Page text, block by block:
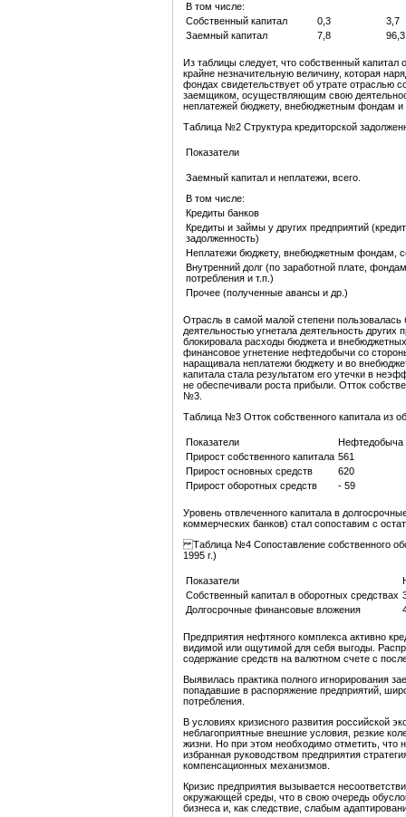
В том числе:
Собственный капитал 0,3
3,7
Заемный капитал
7,8 96,3
Из таблицы следует, что собственный
крайне незначительную величину, которая
фондах свидетельствует об утрате отраслью
заемщиком, осуществляющим свою
неплатежей бюджету, внебюджетным фондам
Таблица №2 Структура кредиторской
Показатели
Заемный капитал и неплатежи, всего.
В том числе:
Кредиты банков
Кредиты и займы у других предприятий
задолженность)
Неплатежи бюджету, внебюджетным фондам,
Внутренний долг (по заработной плате, фондам
потребления и т.п.)
Прочее (полученные авансы и др.)
Отрасль в самой малой степени
деятельностью угнетала деятельность
блокировала расходы бюджета и
финансовое угнетение нефтедобычи со
наращивала неплатежи бюджету и во
капитала стала результатом его утечки в
не обеспечивали роста прибыли. Отток
№3.
Таблица №3 Отток собственного капитала из
Показатели
Нефтедобыча
Прирост собственного капитала 561
Прирост основных средств
620
Прирост оборотных средств
- 59
Уровень отвлеченного капитала в
коммерческих банков) стал сопоставим с
Таблица №4 Сопоставление собственного
1995 г.)
Показатели
Собственный капитал в оборотных средствах
Долгосрочные финансовые вложения
Предприятия нефтяного комплекса активно
видимой или ощутимой для себя выгоды.
содержание средств на валютном счете с
Выявилась практика полного игнорирования
попадавшие в распоряжение предприятий,
потребления.
В условиях кризисного развития российской
неблагоприятные внешние условия, резкие
жизни. Но при этом необходимо отметить, что
избранная руководством предприятия
компенсационных механизмов.
Кризис предприятия вызывается
окружающей среды, что в свою очередь
бизнеса и, как следствие, слабым